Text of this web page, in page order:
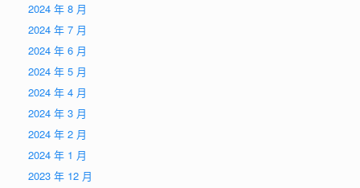
2024 年 8 月
2024 年 7 月
2024 年 6 月
2024 年 5 月
2024 年 4 月
2024 年 3 月
2024 年 2 月
2024 年 1 月
2023 年 12 月